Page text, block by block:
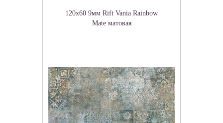
120x60 9мм Rift Vania Rainbow
Mate матовая